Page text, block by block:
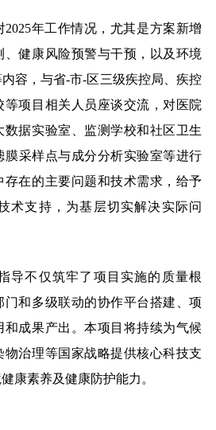
2025年工作情况，尤其是方案新增
、健康风险预警与干预，以及环境
容，与省-市-区三级疾控局、疾控
项目相关人员座谈交流，对医院
据实验室、监测学校和社区卫生
膜采样点与成分分析实验室等进行
存在的主要问题和技术需求，给予
术支持，为基层切实解决实际问
导不仅筑牢了项目实施的质量根
和多级联动的协作平台搭建、项
和成果产出 。本项目将持续为气候
治理等国家战略提供核心科技支
康素养及健康防护能力。